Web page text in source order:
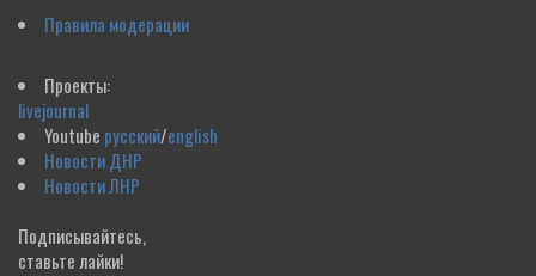
Правила модерации
Проекты:
livejournal
Youtube русский/english
Новости ДНР
Новости ЛНР
Подписывайтесь,
ставьте лайки!